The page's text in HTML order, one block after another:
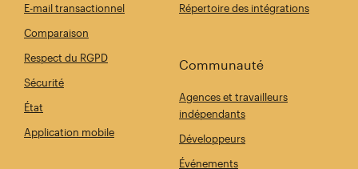
E-mail transactionnel
Comparaison
Respect du RGPD
Sécurité
État
Application mobile
Répertoire des intégrations
Communauté
Agences et travailleurs
indépendants
Développeurs
Événements